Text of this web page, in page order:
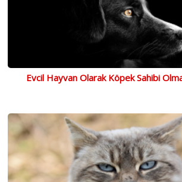
Evcil Hayvan Olarak Köpek Sahibi